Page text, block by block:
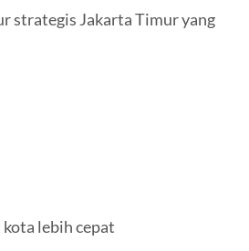
strategis Jakarta Timur yang
lebih cepat